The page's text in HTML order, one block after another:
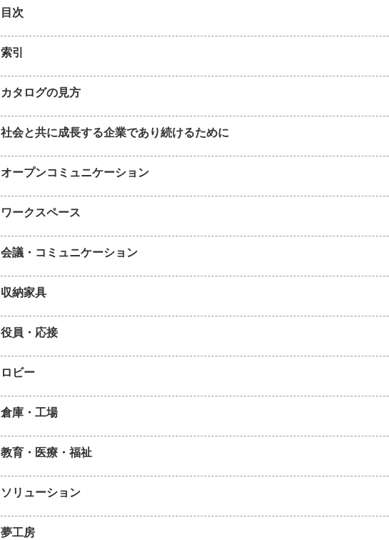
目次
索引
カタログの見方
社会と共に成長する企業であり続けるために
オープンコミュニケーション
ワークスペース
会議・コミュニケーション
収納家具
役員・応接
ロビー
倉庫・工場
教育・医療・福祉
ソリューション
夢工房